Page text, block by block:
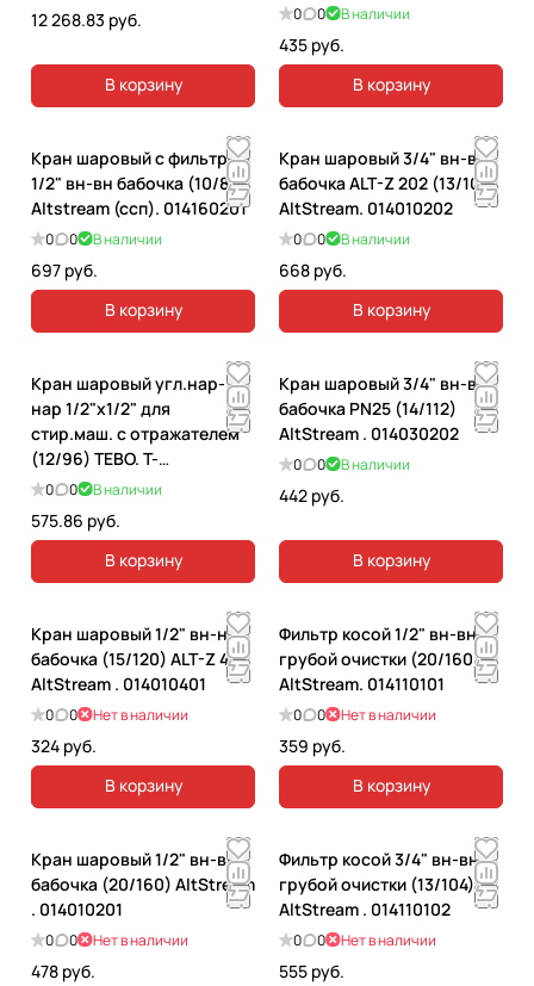
12 268.83 руб.
В корзину
0 0 В наличии
435 руб.
В корзину
Кран шаровый с фильтром
1/2" вн-вн бабочка (10/80)
Altstream (ссп). 014160201
0 0 В наличии
697 руб.
В корзину
Кран шаровый 3/4" вн-вн
бабочка ALT-Z 202 (13/103)
AltStream. 014010202
0 0 В наличии
668 руб.
В корзину
Кран шаровый угл.нар-
нар 1/2"х1/2" для
стир.маш. с отражателем
(12/96) ТЕВО. Т-
КШ.С.555.1212.ХР.CN
0 0 В наличии
575.86 руб.
В корзину
Кран шаровый 3/4" вн-вн
бабочка PN25 (14/112)
AltStream . 014030202
0 0 В наличии
442 руб.
В корзину
Кран шаровый 1/2" вн-нар
бабочка (15/120) ALT-Z 401
AltStream . 014010401
0 0 Нет в наличии
324 руб.
В корзину
Фильтр косой 1/2" вн-вн
грубой очистки (20/160)
AltStream. 014110101
0 0 Нет в наличии
359 руб.
В корзину
Кран шаровый 1/2" вн-вн
бабочка (20/160) AltStream
. 014010201
0 0 Нет в наличии
478 руб.
Фильтр косой 3/4" вн-вн
грубой очистки (13/104)
AltStream . 014110102
0 0 Нет в наличии
555 руб.